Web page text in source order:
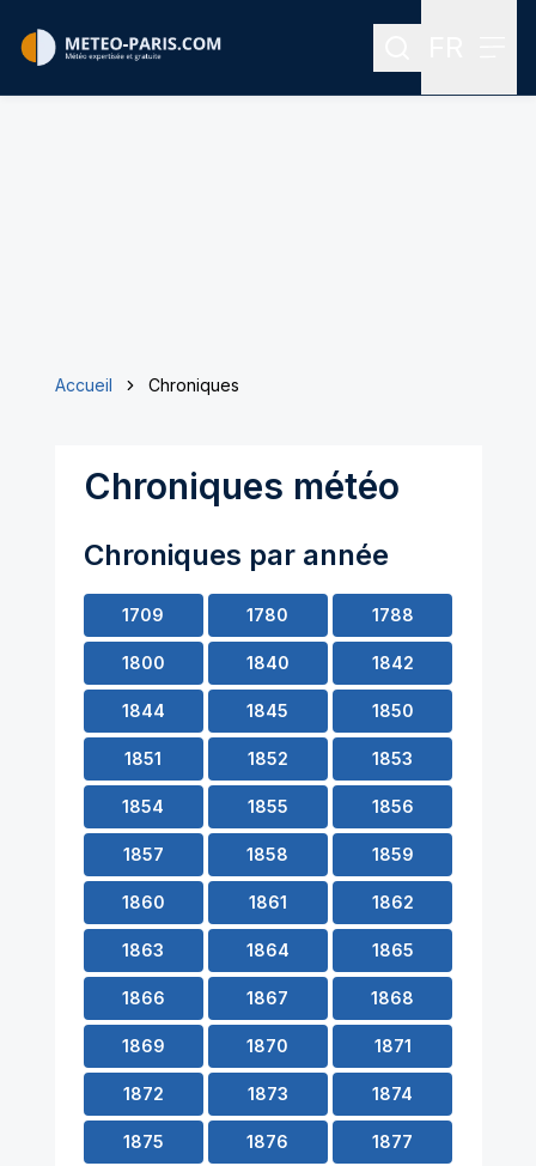
Rechercher
Accueil Chroniques
Chroniques météo
Chroniques par année
1709 1780 1788
1800 1840 1842
1844 1845 1850
1851 1852 1853
1854 1855 1856
1857 1858 1859
1860 1861 1862
1863 1864 1865
1866 1867 1868
1869 1870 1871
1872 1873 1874
1875 1876 1877